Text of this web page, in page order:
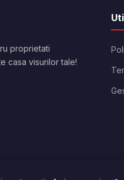
proprietati
casa visurilor tale!